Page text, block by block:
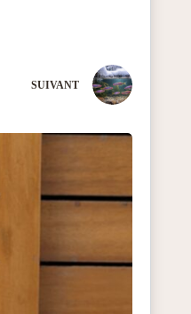
SUIVANT